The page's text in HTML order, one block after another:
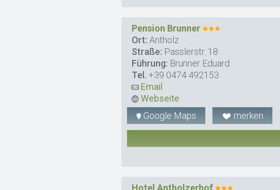
Pension Brunner
Ort: Antholz
Straße: Passlerstr. 18
Führung: Brunner Eduard
Tel. +39 0474 492153
Email
Webseite
Google Maps
merken
Hotel Antholzerhof